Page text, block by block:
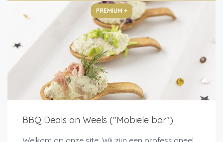
PREMIUM +
BBQ Deals on Weels ("Mobiele bar")